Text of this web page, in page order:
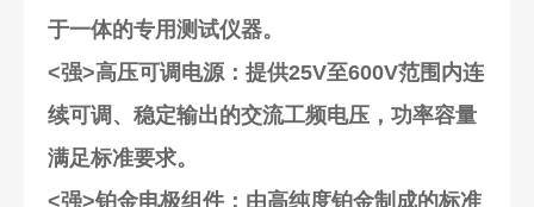
于一体的专用测试仪器。
<强>高压可调电源 ：提供25V至600V范围内连
续可调、稳定输出的交流工频电压，功率容量
满足标准要求。
<强>铂金电极组件 ：由高纯度铂金制成的标准